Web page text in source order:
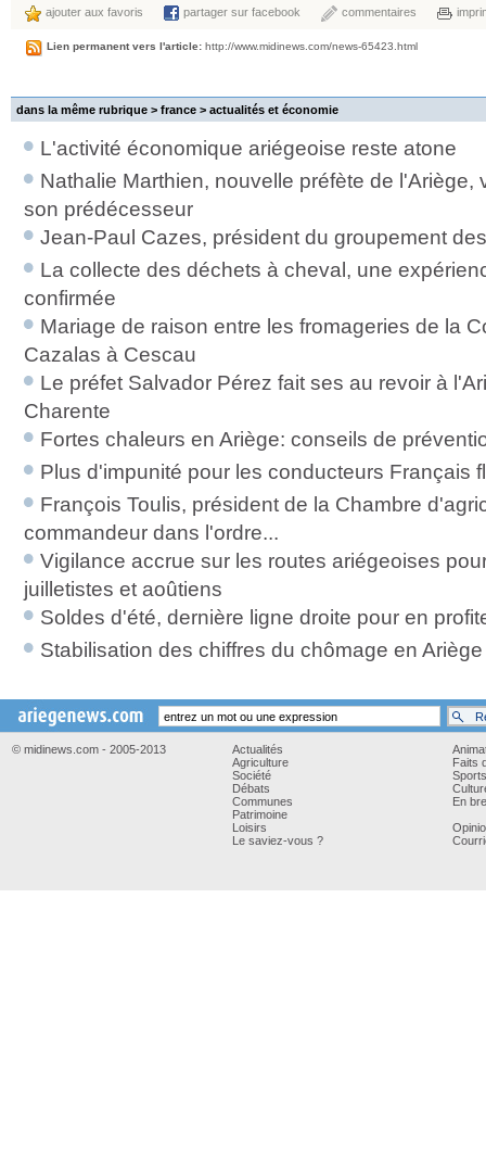
ajouter aux favoris partager sur facebook commentaires
Lien permanent vers l'article: http://www.midinews.com/news-65423.html
dans la même rubrique > france > actualités et économie
L'activité économique ariégeoise reste atone
Nathalie Marthien, nouvelle préfète de l'Ariège,
son prédécesseur
Jean-Paul Cazes, président du groupement
La collecte des déchets à cheval, une
confirmée
Mariage de raison entre les fromageries de la
Cazalas à Cescau
Le préfet Salvador Pérez fait ses au revoir à
Charente
Fortes chaleurs en Ariège: conseils de
Plus d'impunité pour les conducteurs Français
François Toulis, président de la Chambre
commandeur dans l'ordre...
Vigilance accrue sur les routes ariégeoises
juilletistes et aoûtiens
Soldes d'été, dernière ligne droite pour en
Stabilisation des chiffres du chômage en Ariège
© midinews.com - 2005-2013
Actualités
Agriculture
Société
Débats
Communes
Patrimoine
Loisirs
Le saviez-vous ?
Faits
Sports
En